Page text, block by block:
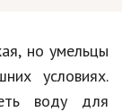
но умельцы
условиях.
воду для